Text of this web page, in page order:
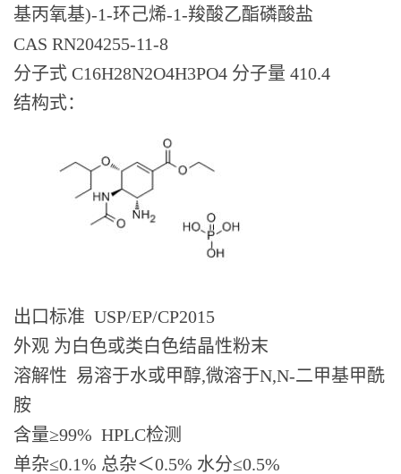
联
系
方
言
基丙氧基)-1-环己烯-1-羧酸乙酯磷酸盐
CAS RN204255-11-8
分子式 C16H28N2O4H3PO4 分子量 410.4
结构式：
出口标准 USP/EP/CP2015
外观 为白色或类白色结晶性粉末
溶解性 易溶于水或甲醇,微溶于N,N-二甲基甲酰
胺
含量≥99% HPLC检测
单杂≤0.1% 总杂＜0.5% 水分≤0.5%